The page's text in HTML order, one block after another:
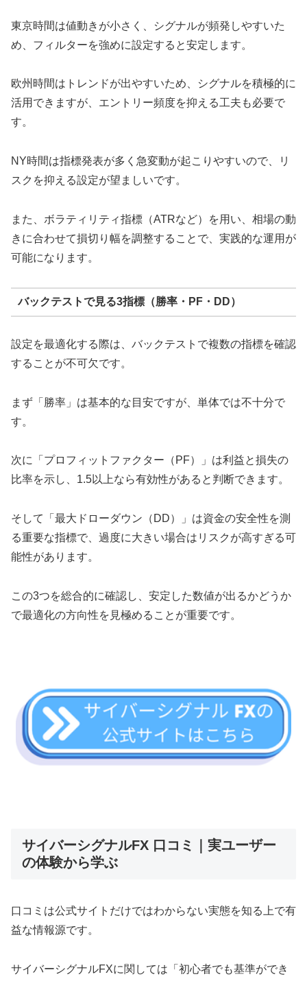
東京時間は値動きが小さく、シグナルが頻発しやすいた
め、フィルターを強めに設定すると安定します。
欧州時間はトレンドが出やすいため、シグナルを積極的に
活用できますが、エントリー頻度を抑える工夫も必要で
す。
NY時間は指標発表が多く急変動が起こりやすいので、リ
スクを抑える設定が望ましいです。
また、ボラティリティ指標（ATRなど）を用い、相場の動
きに合わせて損切り幅を調整することで、実践的な運用が
可能になります。
バックテストで見る3指標（勝率・PF・DD）
設定を最適化する際は、バックテストで複数の指標を確認
することが不可欠です。
まず「勝率」は基本的な目安ですが、単体では不十分で
す。
次に「プロフィットファクター（PF）」は利益と損失の
比率を示し、1.5以上なら有効性があると判断できます。
そして「最大ドローダウン（DD）」は資金の安全性を測
る重要な指標で、過度に大きい場合はリスクが高すぎる可
能性があります。
この3つを総合的に確認し、安定した数値が出るかどうか
で最適化の方向性を見極めることが重要です。
サイバーシグナルFX 口コミ｜実ユーザー
の体験から学ぶ
口コミは公式サイトだけではわからない実態を知る上で有
益な情報源です。
サイバーシグナルFXに関しては「初心者でも基準ができ